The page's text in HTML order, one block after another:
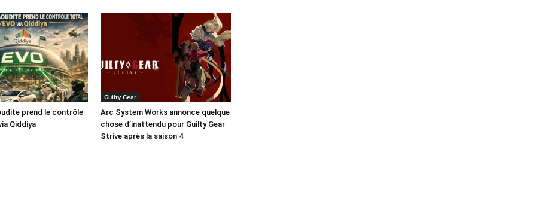
prend le contrôle
Qiddiya
Guilty Gear
Arc System Works annonce quelque
chose d’inattendu pour Guilty Gear
Strive après la saison 4